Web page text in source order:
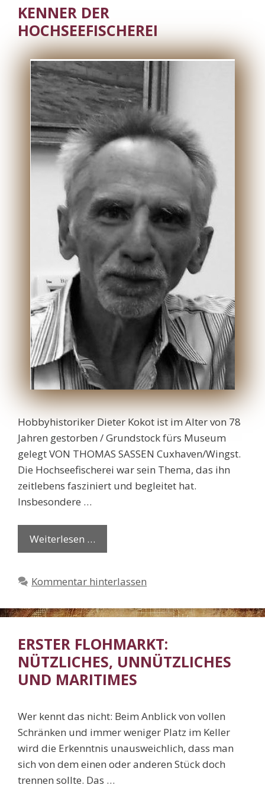
KENNER DER
HOCHSEEFISCHEREI
Hobbyhistoriker Dieter Kokot ist im Alter von 78
Jahren gestorben / Grundstock fürs Museum
gelegt VON THOMAS SASSEN Cuxhaven/Wingst.
Die Hochseefischerei war sein Thema, das ihn
zeitlebens fasziniert und begleitet hat.
Insbesondere …
Weiterlesen …
Kommentar hinterlassen
ERSTER FLOHMARKT:
NÜTZLICHES, UNNÜTZLICHES
UND MARITIMES
Wer kennt das nicht: Beim Anblick von vollen
Schränken und immer weniger Platz im Keller
wird die Erkenntnis unausweichlich, dass man
sich von dem einen oder anderen Stück doch
trennen sollte. Das …